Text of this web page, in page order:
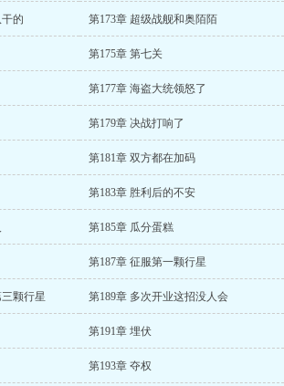
的 第173章 超级战舰和奥陌陌
第175章 第七关
第177章 海盗大统领怒了
第179章 决战打响了
第181章 双方都在加码
第183章 胜利后的不安
第185章 瓜分蛋糕
第187章 征服第一颗行星
颗行星 第189章 多次开业这招没人会
第191章 埋伏
第193章 夺权